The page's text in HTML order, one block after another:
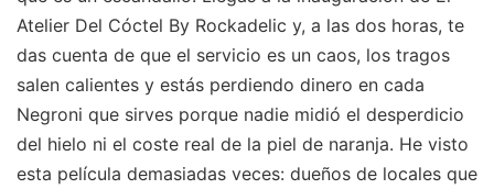
Atelier Del Cóctel By Rockadelic y, a las dos horas, te
das cuenta de que el servicio es un caos, los tragos
salen calientes y estás perdiendo dinero en cada
Negroni que sirves porque nadie midió el desperdicio
del hielo ni el coste real de la piel de naranja. He visto
esta película demasiadas veces: dueños de locales que